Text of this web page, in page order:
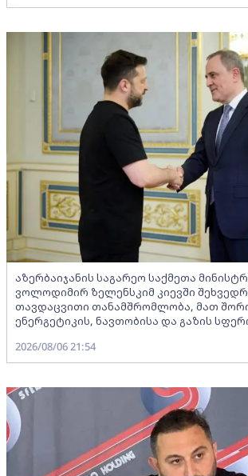
აზერბაიჯანის საგარეო საქმეთა
ვოლოდიმირ ზელენსკიმ კიევში
თავდაცვითი თანამშრომლობა, მათ
ენერგეტიკის, ნავთობისა და გაზის
2026/08/06 21:54